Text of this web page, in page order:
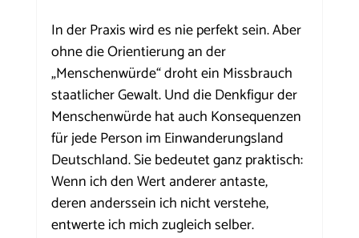
In der Praxis wird es nie perfekt sein. Aber
ohne die Orientierung an der
„Menschenwürde“ droht ein Missbrauch
staatlicher Gewalt. Und die Denkfigur der
Menschenwürde hat auch Konsequenzen
für jede Person im Einwanderungsland
Deutschland. Sie bedeutet ganz praktisch:
Wenn ich den Wert anderer antaste,
deren anderssein ich nicht verstehe,
entwerte ich mich zugleich selber.